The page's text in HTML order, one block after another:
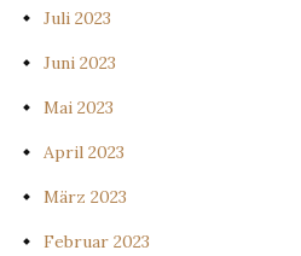
Juli 2023
Juni 2023
Mai 2023
April 2023
März 2023
Februar 2023